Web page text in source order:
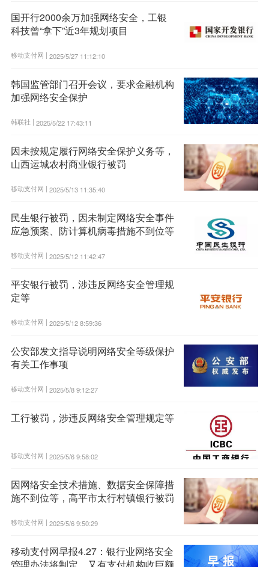
国开行2000余万加强网络安全，工银
科技曾“拿下”近3年规划项目
移动支付网 | 2025/5/27 11:12:10
韩国监管部门召开会议，要求金融机构
加强网络安全保护
韩联社 | 2025/5/22 17:43:11
因未按规定履行网络安全保护义务等，
山西运城农村商业银行被罚
移动支付网 | 2025/5/13 11:35:40
民生银行被罚，因未制定网络安全事件
应急预案、防计算机病毒措施不到位等
移动支付网 | 2025/5/12 11:42:47
平安银行被罚，涉违反网络安全管理规
定等
移动支付网 | 2025/5/12 8:59:36
公安部发文指导说明网络安全等级保护
有关工作事项
移动支付网 | 2025/5/8 9:12:27
工行被罚，涉违反网络安全管理规定等
移动支付网 | 2025/5/6 9:58:02
因网络安全技术措施、数据安全保障措
施不到位等，高平市太行村镇银行被罚
移动支付网 | 2025/5/6 9:50:29
移动支付网早报4.27：银行业网络安全